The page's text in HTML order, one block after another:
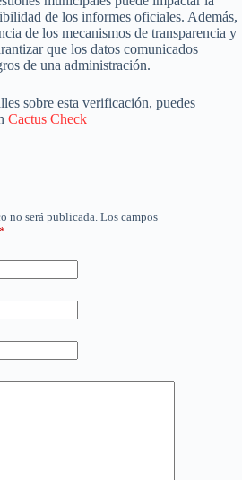
de los informes oficiales. Además,
de los mecanismos de transparencia y
que los datos comunicados
de una administración.
sobre esta verificación, puedes
Cactus Check
no será publicada. Los campos
*